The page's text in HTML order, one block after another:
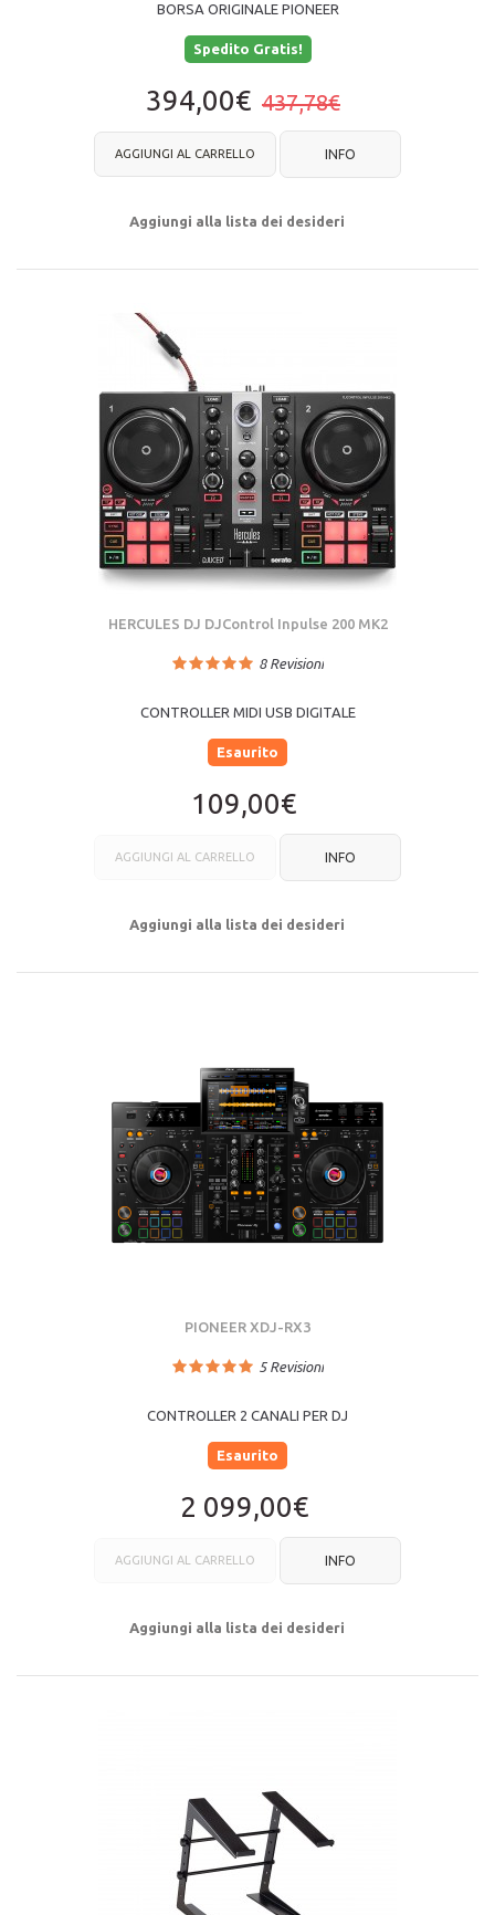
BORSA ORIGINALE PIONEER
Spedito Gratis!
394,00€ 437,78€
AGGIUNGI AL CARRELLO INFO
Aggiungi alla lista dei desideri
HERCULES DJ DJControl Inpulse 200 MK2
8Revisioni
CONTROLLER MIDI USB DIGITALE
Esaurito
109,00€
AGGIUNGI AL CARRELLO INFO
Aggiungi alla lista dei desideri
PIONEER XDJ-RX3
5Revisioni
CONTROLLER 2 CANALI PER DJ
Esaurito
2 099,00€
AGGIUNGI AL CARRELLO INFO
Aggiungi alla lista dei desideri